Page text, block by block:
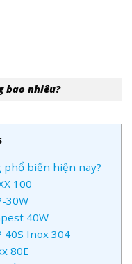
bao nhiêu?
phổ biến hiện nay?
100
30W
40W
Inox 304
80E